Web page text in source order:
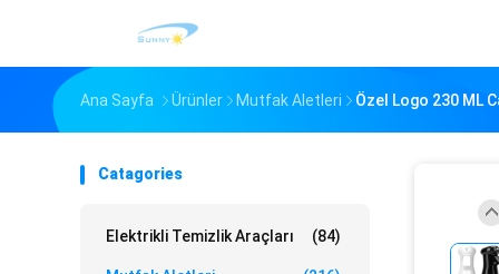
Ana Sayfa Ürünler Mutfak Aletleri Özel Logo 230 ML
Catagories
Elektrikli Temizlik Araçları (84)